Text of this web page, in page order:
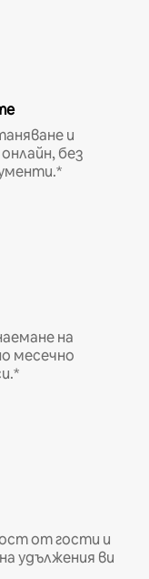
и
без
на
месечно
от гости и
удължения ви